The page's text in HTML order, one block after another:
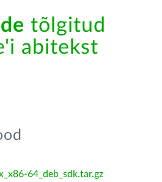
tõlgitud
abitekst
64_deb_sdk.tar.gz